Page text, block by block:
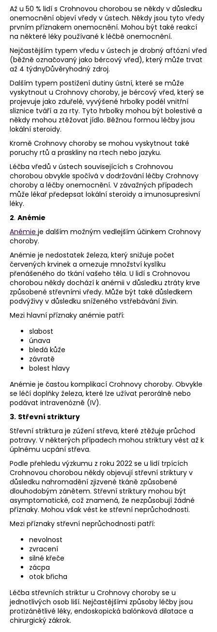
Až u 50 % lidí s Crohnovou chorobou se někdy v důsledku
onemocnění objeví vředy v ústech. Někdy jsou tyto vředy
prvním příznakem onemocnění. Mohou být také reakcí
na některé léky používané k léčbě onemocnění.
Nejčastějším typem vředu v ústech je drobný aftózní vřed
(běžně označovaný jako bércový vřed), který může trvat
až 4 týdnyDůvěryhodný zdroj.
Dalším typem postižení dutiny ústní, které se může
vyskytnout u Crohnovy choroby, je bércový vřed, který se
projevuje jako zduřelé, vyvýšené hrbolky podél vnitřní
sliznice tváří a za rty. Tyto hrbolky mohou být bolestivé a
někdy mohou ztěžovat jídlo. Běžnou formou léčby jsou
lokální steroidy.
Kromě Crohnovy choroby se mohou vyskytnout také
poruchy rtů a praskliny na rtech nebo jazyku.
Léčba vředů v ústech souvisejících s Crohnovou
chorobou obvykle spočívá v dodržování léčby Crohnovy
choroby a léčby onemocnění. V závažných případech
může lékař předepsat lokální steroidy a imunosupresivní
léky.
2. Anémie
Anémie je dalším možným vedlejším účinkem Crohnovy
choroby.
Anémie je nedostatek železa, který snižuje počet
červených krvinek a omezuje množství kyslíku
přenášeného do tkání vašeho těla. U lidí s Crohnovou
chorobou někdy dochází k anémii v důsledku ztráty krve
způsobené střevními vředy. Může být také důsledkem
podvýživy v důsledku sníženého vstřebávání živin.
Mezi hlavní příznaky anémie patří:
slabost
únava
bledá kůže
závratě
bolest hlavy
Anémie je častou komplikací Crohnovy choroby. Obvykle
se léčí doplňky železa, které lze užívat perorálně nebo
podávat intravenózně (IV).
3. Střevní striktury
Střevní striktura je zúžení střeva, které ztěžuje průchod
potravy. V některých případech mohou striktury vést až k
úplnému ucpání střeva.
Podle přehledu výzkumu z roku 2022 se u lidí trpících
Crohnovou chorobou někdy objevují střevní striktury v
důsledku nahromadění zjizvené tkáně způsobené
dlouhodobým zánětem. Střevní striktury mohou být
asymptomatické, což znamená, že nezpůsobují žádné
příznaky. Mohou však vést ke střevní neprůchodnosti.
Mezi příznaky střevní neprůchodnosti patří:
nevolnost
zvracení
silné křeče
zácpa
otok břicha
Léčba střevních striktur u Crohnovy choroby se u
jednotlivých osob liší. Nejčastějšími způsoby léčby jsou
protizánětlivé léky, endoskopická balónková dilatace a
chirurgický zákrok.
e